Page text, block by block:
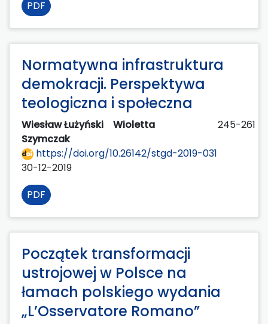
PDF
Normatywna infrastruktura
demokracji. Perspektywa
teologiczna i społeczna
Wiesław Łużyński
Wioletta
Szymczak
245-261
https://doi.org/10.26142/stgd-2019-031
30-12-2019
PDF
Początek transformacji
ustrojowej w Polsce na
łamach polskiego wydania
„L’Osservatore Romano”